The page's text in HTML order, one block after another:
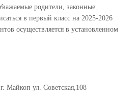
родители, законные
в первый класс на 2025-2026
осуществляется в установленном
Майкоп ул. Советская,108